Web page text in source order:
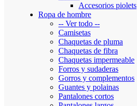
Accesorios piolets
Ropa de hombre
-- Ver todo --
Camisetas
Chaquetas de pluma
Chaquetas de fibra
Chaquetas impermeable
Forros y sudaderas
Gorros y complementos
Guantes y polainas
Pantalones cortos